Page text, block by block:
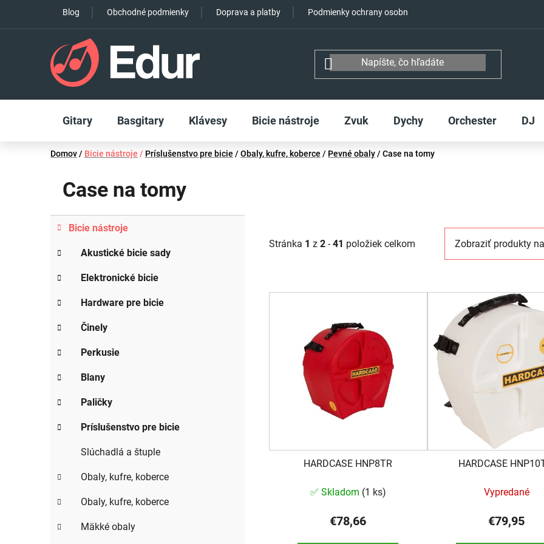
obsah
Blog Obchodné podmienky Doprava a platby Podmienky ochrany osobných údajov
Gitary Basgitary Klávesy Bicie nástroje Zvuk Dychy Orchester DJ
Domov/ Bicie nástroje / Príslušenstvo pre bicie / Obaly, kufre, koberce / Pevné obaly/ Case na tomy
Case na tomy
B
p
PreskočiťBicie nástroje
Akustické bicie sady
Elektronické bicie
Hardware pre bicie
Činely
Perkusie
Blany
Paličky
Príslušenstvo pre bicie
Slúchadlá a štuple
Obaly, kufre, koberce
Obaly, kufre, koberce
Mäkké obaly
Stránka 1 z 2 -41 položiek celkom Zobraziť produkty
V
k
HARDCASE HNP8TR
✅ Skladom (1 ks)
€78,66
HARDCASE
Vypredané
€79,95